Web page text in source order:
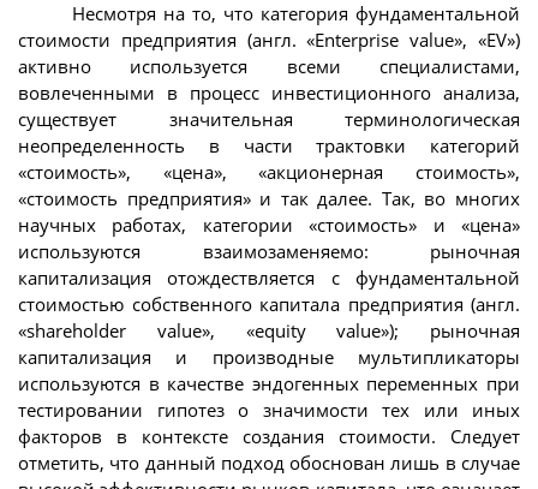
Несмотря на то, что категория фундаментальной
стоимости предприятия (англ. «Enterprise value», «EV»)
активно используется всеми специалистами,
вовлеченными в процесс инвестиционного анализа,
существует значительная терминологическая
неопределенность в части трактовки категорий
«стоимость», «цена», «акционерная стоимость»,
«стоимость предприятия» и так далее. Так, во многих
научных работах, категории «стоимость» и «цена»
используются взаимозаменяемо: рыночная
капитализация отождествляется с фундаментальной
стоимостью собственного капитала предприятия (англ.
«shareholder value», «equity value»); рыночная
капитализация и производные мультипликаторы
используются в качестве эндогенных переменных при
тестировании гипотез о значимости тех или иных
факторов в контексте создания стоимости. Следует
отметить, что данный подход обоснован лишь в случае